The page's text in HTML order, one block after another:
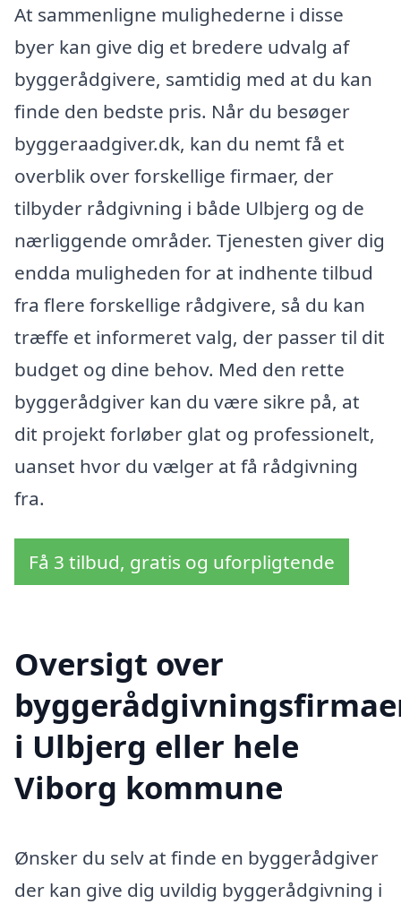
At sammenligne mulighederne i disse
byer kan give dig et bredere udvalg af
byggerådgivere, samtidig med at du kan
finde den bedste pris. Når du besøger
byggeraadgiver.dk, kan du nemt få et
overblik over forskellige firmaer, der
tilbyder rådgivning i både Ulbjerg og de
nærliggende områder. Tjenesten giver dig
endda muligheden for at indhente tilbud
fra flere forskellige rådgivere, så du kan
træffe et informeret valg, der passer til dit
budget og dine behov. Med den rette
byggerådgiver kan du være sikre på, at
dit projekt forløber glat og professionelt,
uanset hvor du vælger at få rådgivning
fra.
Få 3 tilbud, gratis og uforpligtende
Oversigt over
i Ulbjerg eller hele
Viborg kommune
Ønsker du selv at finde en byggerådgiver
der kan give dig uvildig byggerådgivning i